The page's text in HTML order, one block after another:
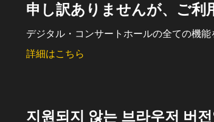
申し訳ありませんが、ご
デジタル・コンサートホールの全ての機
詳細はこちら
지원되지 않는 브라우저 버